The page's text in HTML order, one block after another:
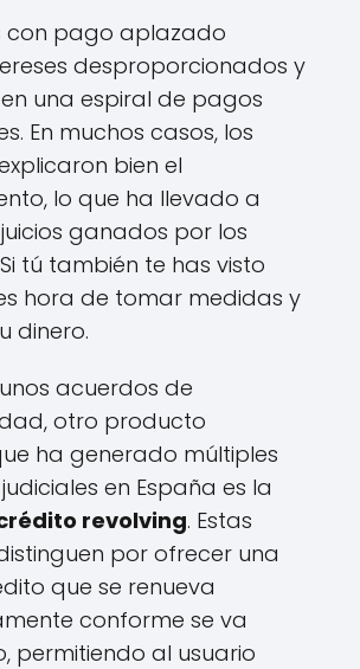
con pago aplazado
desproporcionados y
una espiral de pagos
En muchos casos, los
bien el
lo que ha llevado a
ganados por los
tú también te has visto
hora de tomar medidas y
dinero.
acuerdos de
otro producto
ha generado múltiples
en España es la
revolving. Estas
por ofrecer una
que se renueva
conforme se va
permitiendo al usuario